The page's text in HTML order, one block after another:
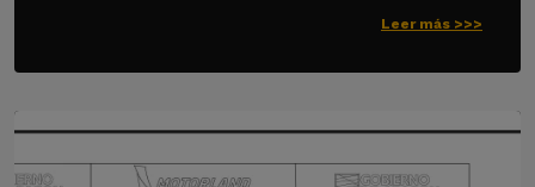
Leer más >>>